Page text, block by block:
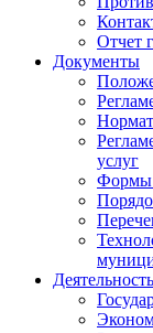
Отчет
Документы
услуг
Формы
Деятельность